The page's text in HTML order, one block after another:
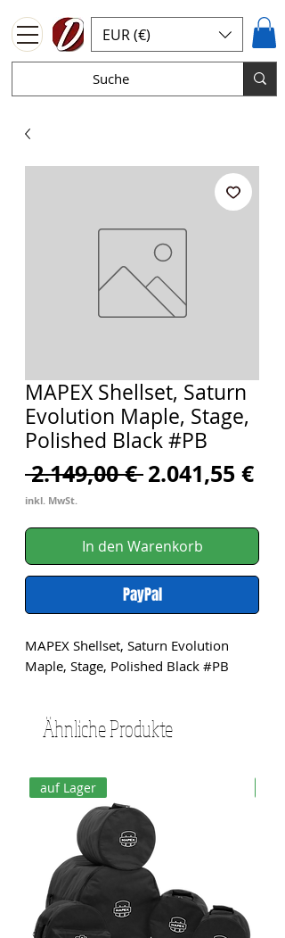
EUR (€)
MAPEX Shellset, Saturn
Evolution Maple, Stage,
Polished Black #PB
2.149,00 € Standardpreis
2.041,55 €
inkl. MwSt.
In den Warenkorb
PayPal
MAPEX Shellset, Saturn Evolution
Maple, Stage, Polished Black #PB
Ähnliche Produkte
auf Lager